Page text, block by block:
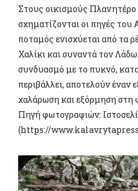
Στους οικισμούς
σχηματίζονται οι πηγές
ποταμός ενισχύεται από τα
Χαλίκι και συναντά τον
συνδυασμό με το πυκνό,
περιβάλλει, αποτελούν έναν
χαλάρωση και εξόρμηση στη
Πηγή φωτογραφιών:
(https://